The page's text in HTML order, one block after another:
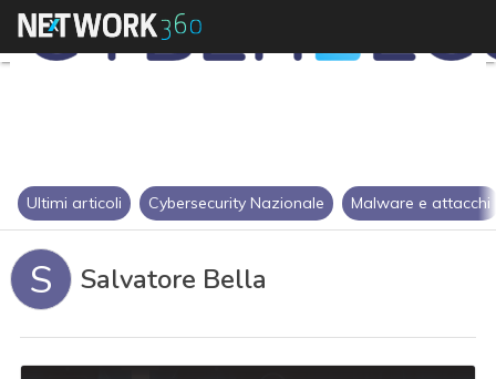
Ultimi articoli Cybersecurity Nazionale Malware e attacchi
S Salvatore Bella